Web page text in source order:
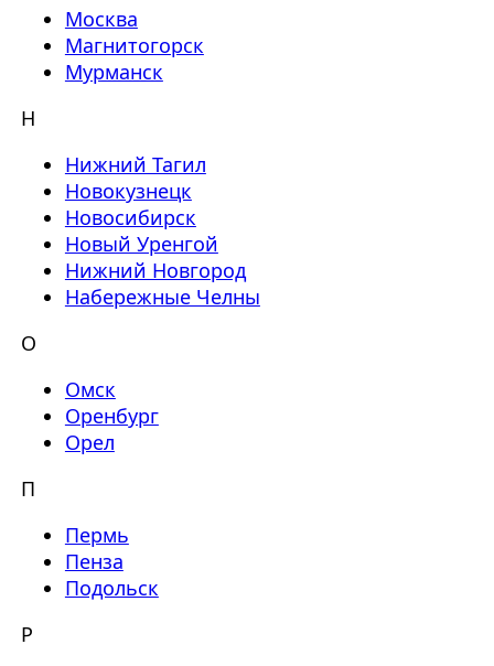
Москва
Магнитогорск
Мурманск
Н
Нижний Тагил
Новокузнецк
Новосибирск
Новый Уренгой
Нижний Новгород
Набережные Челны
О
Омск
Оренбург
Орел
П
Пермь
Пенза
Подольск
Р